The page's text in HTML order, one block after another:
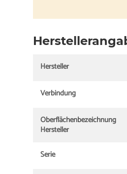
Hersteller
Verbindung
Oberflächenbezeichnung
Hersteller
Serie